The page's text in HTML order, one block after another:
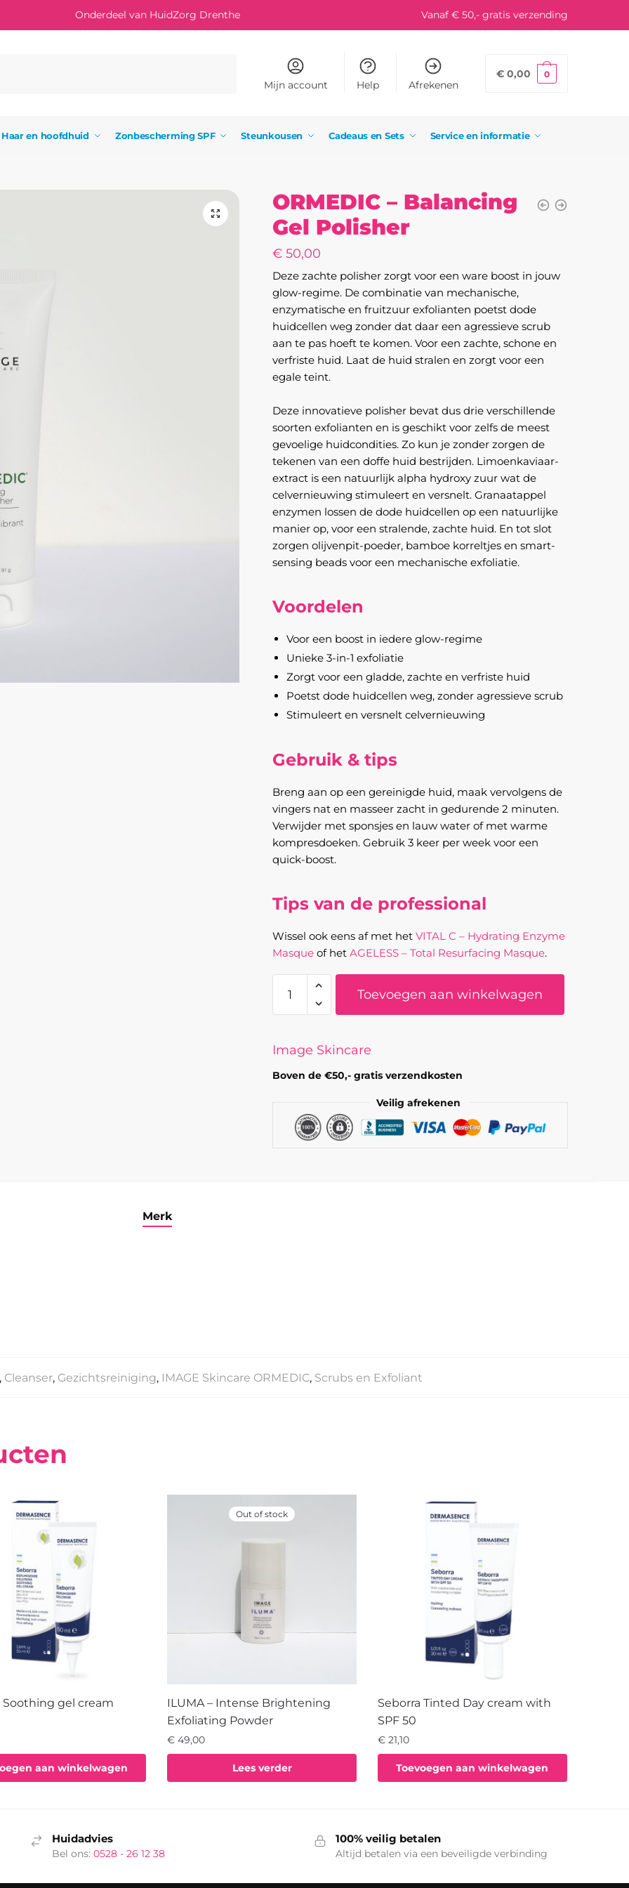
Onderdeel van HuidZorg Drenthe Vanaf € 50,- gratis verzending
Mijn account Help Afrekenen
€ 0,00 0
Haar en hoofdhuid Zonbescherming SPF Steunkousen Cadeaus en Sets Service en informatie
ORMEDIC – Balancing
Gel Polisher
€50,00
Deze zachte polisher zorgt voor een ware boost in jouw
glow-regime. De combinatie van mechanische,
enzymatische en fruitzuur exfolianten poetst dode
huidcellen weg zonder dat daar een agressieve scrub
aan te pas hoeft te komen. Voor een zachte, schone en
verfriste huid. Laat de huid stralen en zorgt voor een
egale teint.
Deze innovatieve polisher bevat dus drie verschillende
soorten exfolianten en is geschikt voor zelfs de meest
gevoelige huidcondities. Zo kun je zonder zorgen de
tekenen van een doffe huid bestrijden. Limoenkaviaar-
extract is een natuurlijk alpha hydroxy zuur wat de
celvernieuwing stimuleert en versnelt. Granaatappel
enzymen lossen de dode huidcellen op een natuurlijke
manier op, voor een stralende, zachte huid. En tot slot
zorgen olijvenpit-poeder, bamboe korreltjes en smart-
sensing beads voor een mechanische exfoliatie.
Voordelen
Voor een boost in iedere glow-regime
Unieke 3-in-1 exfoliatie
Zorgt voor een gladde, zachte en verfriste huid
Poetst dode huidcellen weg, zonder agressieve scrub
Stimuleert en versnelt celvernieuwing
Gebruik & tips
Breng aan op een gereinigde huid, maak vervolgens de
vingers nat en masseer zacht in gedurende 2 minuten.
Verwijder met sponsjes en lauw water of met warme
kompresdoeken. Gebruik 3 keer per week voor een
quick-boost.
Tips van de professional
Wissel ook eens af met het VITAL C – Hydrating Enzyme
Masqueof het AGELESS – Total Resurfacing Masque.
ORMEDIC
Gel
Toevoegen aan winkelwagen
Image Skincare
Boven de €50,- gratis verzendkosten
Veilig afrekenen
Merk
Cleanser, Gezichtsreiniging, IMAGE Skincare ORMEDIC, Scrubs en Exfoliant
Soothing gel cream
aan winkelwagen
Out of stock
ILUMA – Intense Brightening
Exfoliating Powder
€ 49,00
Lees verder
Seborra Tinted Day cream with
SPF 50
€21,10
Toevoegen aan winkelwagen
Huidadvies
Bel ons:0528 - 26 12 38
100% veilig betalen
Altijd betalen via een beveiligde verbinding